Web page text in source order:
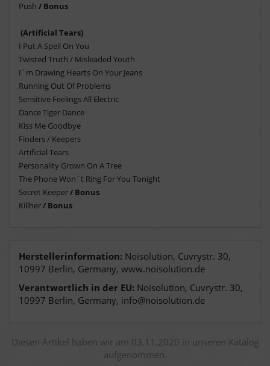
Push / Bonus
(Artificial Tears)
I Put A Spell On You
Twisted Truth / Misleaded Youth
I´m Drawing Hearts On Your Jeans
Running Out Of Problems
Sensitive Feelings All Electric
Dance Tiger Dance
Kiss Me Goodbye
Finders / Keepers
Artificial Tears
Personality Grown On A Tree
The Phone Won´t Ring For You Tonight
Secret Keeper/ Bonus
Killher/ Bonus
Herstellerinformation: Noisolution, Cuvrystr. 30,
10997 Berlin, Germany, www.noisolution.de
Verantwortlich in der EU: Noisolution, Cuvrystr. 30,
10997 Berlin, Germany, info@noisolution.de
Diesen Artikel haben wir am 03.11.2020 in unseren Katalog
aufgenommen.